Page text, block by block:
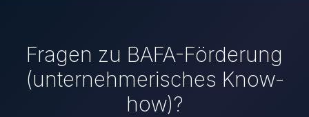
Fragen zu BAFA-Förderung
(unternehmerisches Know-
how)?